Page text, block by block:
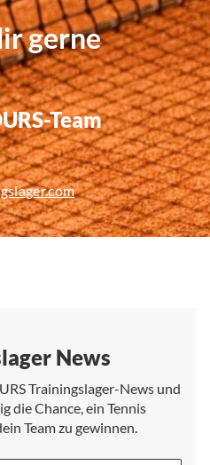
gerne
Team
News
Trainingslager-News und
die Chance, ein Tennis
Team zu gewinnen.